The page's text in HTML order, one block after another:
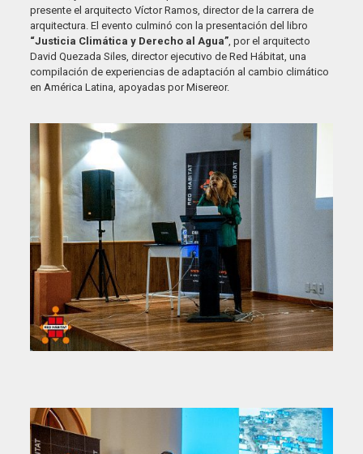
presente el arquitecto Víctor Ramos, director de la carrera de
arquitectura. El evento culminó con la presentación del libro
“Justicia Climática y Derecho al Agua”, por el arquitecto
David Quezada Siles, director ejecutivo de Red Hábitat, una
compilación de experiencias de adaptación al cambio climático
en América Latina, apoyadas por Misereor.